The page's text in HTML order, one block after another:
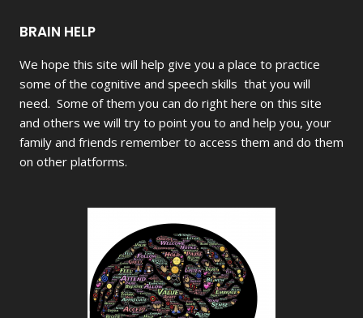
BRAIN HELP
We hope this site will help give you a place to practice
some of the cognitive and speech skills that you will
need. Some of them you can do right here on this site
and others we will try to point you to and help you, your
family and friends remember to access them and do them
on other platforms.